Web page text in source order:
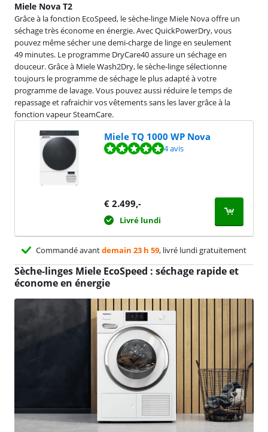
Miele Nova T2
Grâce à la fonction EcoSpeed, le sèche-linge Miele Nova offre un
séchage très économe en énergie. Avec QuickPowerDry, vous
pouvez même sécher une demi-charge de linge en seulement
49 minutes. Le programme DryCare40 assure un séchage en
douceur. Grâce à Miele Wash2Dry, le sèche-linge sélectionne
toujours le programme de séchage le plus adapté à votre
programme de lavage. Vous pouvez aussi réduire le temps de
repassage et rafraichir vos vêtements sans les laver grâce à la
fonction vapeur SteamCare.
Miele TQ 1000 WP Nova
La note est de 10 sur 10, basée sur 4 avis. 4 avis
€ 2.499,-
Livré lundi
Commandé avantdemain 23 h 59, livré lundi gratuitement
Sèche-linges Miele EcoSpeed : séchage rapide et
économe en énergie